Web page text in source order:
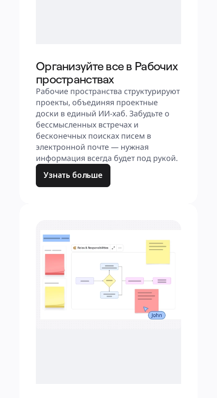
Организуйте все в Рабочих
пространствах
Рабочие пространства структурируют
проекты, объединяя проектные
доски в единый ИИ-хаб. Забудьте о
бессмысленных встречах и
бесконечных поисках писем в
электронной почте — нужная
информация всегда будет под рукой.
Узнать больше